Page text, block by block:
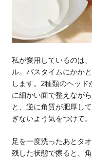
私が愛用しているのは
ル。バスタイムにかか
します。2種類のヘッ
に細かい面で整えなが
と、逆に角質が肥厚し
ぎないよう気をつけて。
足を一度洗ったあとタ
残した状態で擦ると、